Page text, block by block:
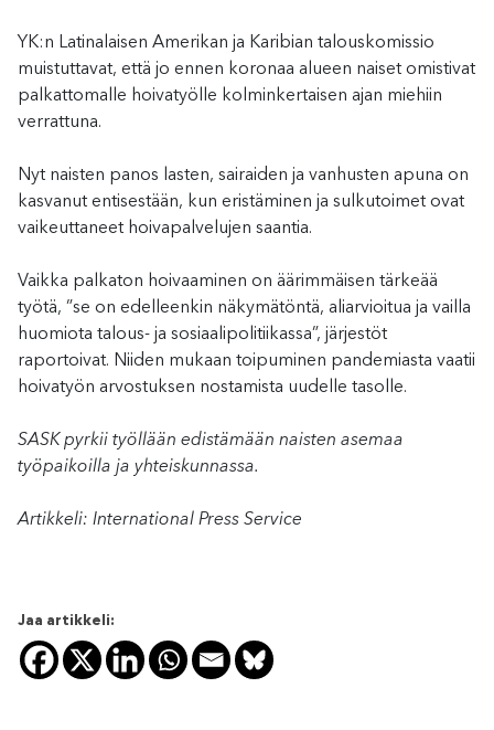
YK:n Latinalaisen Amerikan ja Karibian talouskomissio
muistuttavat, että jo ennen koronaa alueen naiset omistivat
palkattomalle hoivatyölle kolminkertaisen ajan miehiin
verrattuna.
Nyt naisten panos lasten, sairaiden ja vanhusten apuna on
kasvanut entisestään, kun eristäminen ja sulkutoimet ovat
vaikeuttaneet hoivapalvelujen saantia.
Vaikka palkaton hoivaaminen on äärimmäisen tärkeää
työtä, ”se on edelleenkin näkymätöntä, aliarvioitua ja vailla
huomiota talous- ja sosiaalipolitiikassa”, järjestöt
raportoivat. Niiden mukaan toipuminen pandemiasta vaatii
hoivatyön arvostuksen nostamista uudelle tasolle.
SASK pyrkii työllään edistämään naisten asemaa
työpaikoilla ja yhteiskunnassa.
Artikkeli: International Press Service
Jaa artikkeli: